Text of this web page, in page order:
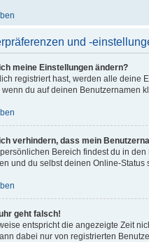
und -
meine Einstellungen ändern?
registriert hast, werden alle deine
du auf deinen Benutzernamen
verhindern, dass mein
Bereich findest du in
und du selbst deinen Online-
geht falsch!
entspricht die angezeigte Zeit
dabei nur von registrierten